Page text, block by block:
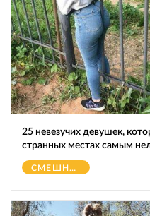
25 невезучих девушек,
странных местах самым
СМЕШНОЕ